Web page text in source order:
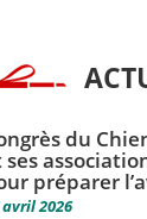
du
ses
préparer
avril 2026